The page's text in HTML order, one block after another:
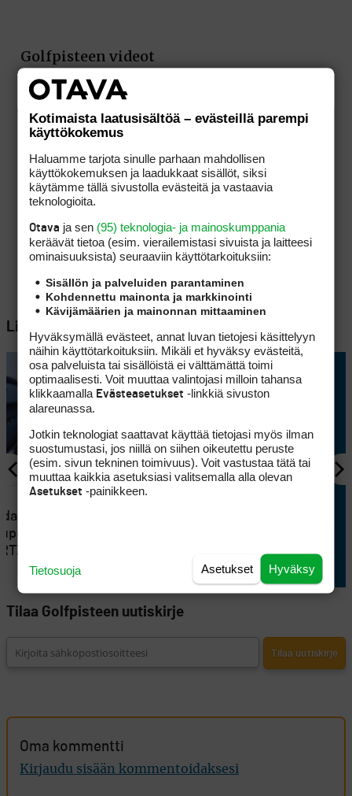
Lisää aiheesta
VÄLINEET
2:n
Tilaa Golfpisteen uutiskirje
Oma kommentti
Kirjaudu sisään kommentoidaksesi
Kotimaista laatusisältöä – evästeillä parempi
käyttökokemus
Haluamme tarjota sinulle parhaan mahdollisen
käyttökokemuksen ja laadukkaat sisällöt, siksi
käytämme tällä sivustolla evästeitä ja vastaavia
teknologioita.
Otava ja sen (95) teknologia- ja mainoskumppania
keräävät tietoa (esim. vierailemis­tasi sivuista ja laitteesi
ominaisuuk­sista) seuraaviin käyttötarkoituksiin:
Sisällön ja palveluiden parantaminen
Kohdennettu mainonta ja markkinointi
Kävijämäärien ja mainonnan mittaaminen
Hyväksymällä evästeet, annat luvan tietojesi käsittelyyn
näihin käyttötarkoituksiin. Mikäli et hyväksy evästeitä,
osa palveluista tai sisällöistä ei välttämättä toimi
optimaalisesti. Voit muuttaa valintojasi milloin tahansa
klikkaamalla Evästeasetukset -linkkiä sivuston
alareunassa.
Jotkin teknologiat saattavat käyttää tietojasi myös ilman
suostumustasi, jos niillä on siihen oikeutettu peruste
(esim. sivun tekninen toimivuus). Voit vastustaa tätä tai
muuttaa kaikkia asetuksiasi valitsemalla alla olevan
Asetukset -painikkeen.
Hyväksy
Asetukset
Tietosuoja